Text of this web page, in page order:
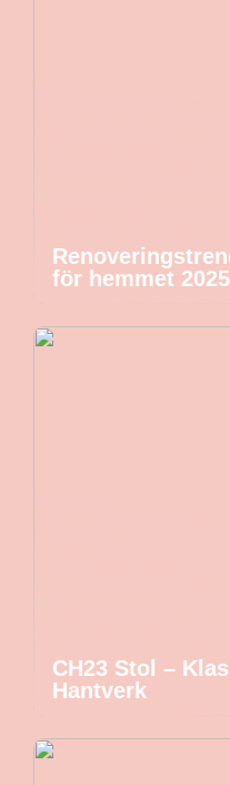
för hemmet 2025
CH23 Stol –
Hantverk